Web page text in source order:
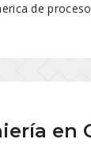
de
en